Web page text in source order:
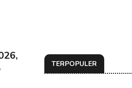
TERPOPULER